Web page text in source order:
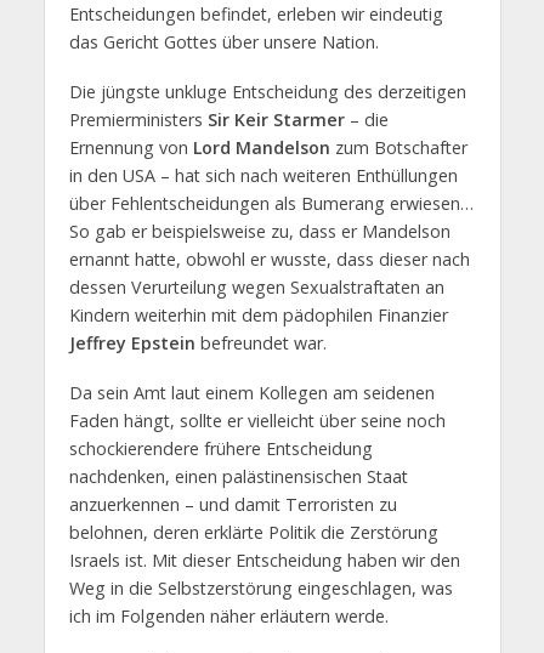
Entscheidungen befindet, erleben wir eindeutig
das Gericht Gottes über unsere Nation.
Die jüngste unkluge Entscheidung des derzeitigen
Premierministers Sir Keir Starmer– die
Ernennung von Lord Mandelson zum Botschafter
in den USA – hat sich nach weiteren Enthüllungen
über Fehlentscheidungen als Bumerang erwiesen…
So gab er beispielsweise zu, dass er Mandelson
ernannt hatte, obwohl er wusste, dass dieser nach
dessen Verurteilung wegen Sexualstraftaten an
Kindern weiterhin mit dem pädophilen Finanzier
Jeffrey Epstein befreundet war.
Da sein Amt laut einem Kollegen am seidenen
Faden hängt, sollte er vielleicht über seine noch
schockierendere frühere Entscheidung
nachdenken, einen palästinensischen Staat
anzuerkennen – und damit Terroristen zu
belohnen, deren erklärte Politik die Zerstörung
Israels ist. Mit dieser Entscheidung haben wir den
Weg in die Selbstzerstörung eingeschlagen, was
ich im Folgenden näher erläutern werde.